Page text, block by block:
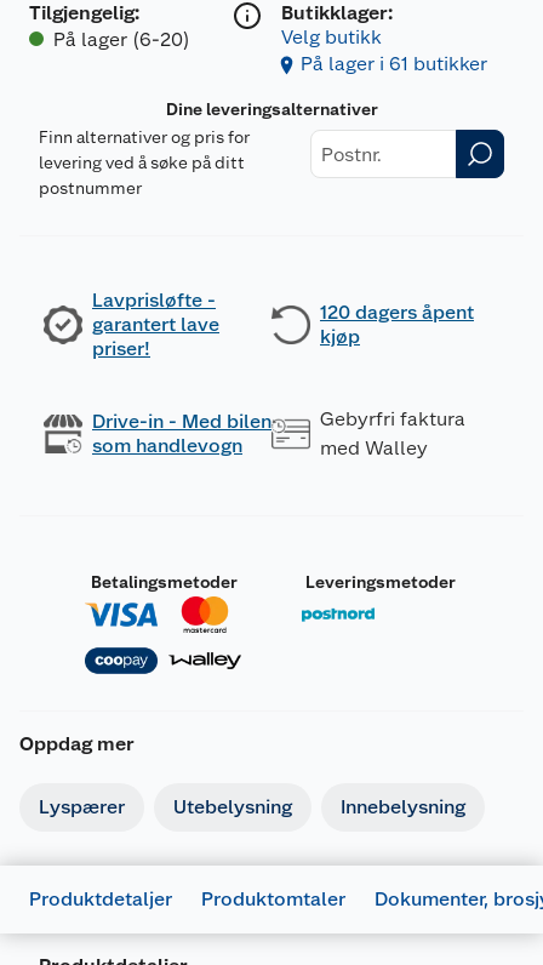
Tilgjengelig:
På lager (6-20)
Butikklager:
Velg butikk
På lager i 61 butikker
Dine leveringsalternativer
Finn alternativer og pris for
levering ved å søke på ditt
postnummer
Lavprisløfte -
garantert lave
priser!
120 dagers åpent
kjøp
Drive-in - Med bilen
som handlevogn
Gebyrfri faktura
med Walley
Betalingsmetoder Leveringsmetoder
Oppdag mer
Lyspærer Utebelysning Innebelysning
Produktdetaljer Produktomtaler Dokumenter,